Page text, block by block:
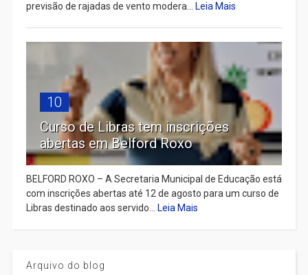
previsão de rajadas de vento modera... Leia Mais
10
Curso de Libras tem inscrições
abertas em Belford Roxo
BELFORD ROXO – A Secretaria Municipal de Educação está
com inscrições abertas até 12 de agosto para um curso de
Libras destinado aos servido... Leia Mais
Arquivo do blog